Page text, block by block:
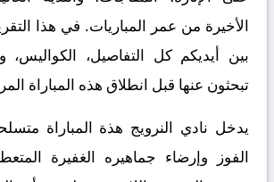
الأخيرة من عمر المباريات. في هذا
بين أيديكم كل التفاصيل، الكواليس،
تبحثون عنها قبل انطلاق هذه المباراة
يدخل نادي النرويج هذة المباراة
الفوز وإرضاء جماهيره الغفيرة